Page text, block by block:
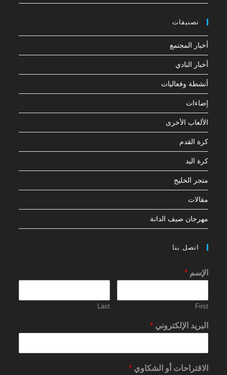
تصنيفات
أخبار المجتمع
أخبار النادي
أنشطة وفعاليات
إضاءات
الألعاب الأخرى
كرة القدم
كرة اليد
متجر الخليج
مقالات
مهرجان صيف الدانة
اتصل بنا
الإسم*
First
Last
البريد الإلكتروني*
الاقتراحات أو الشكاوي*